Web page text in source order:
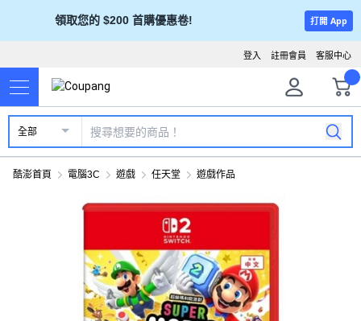
領取您的 $200 首購優惠卷! 打開 App
客服中心
註冊會員
登入
全部
酷澎首頁 電腦3C 遊戲 任天堂 遊戲作品